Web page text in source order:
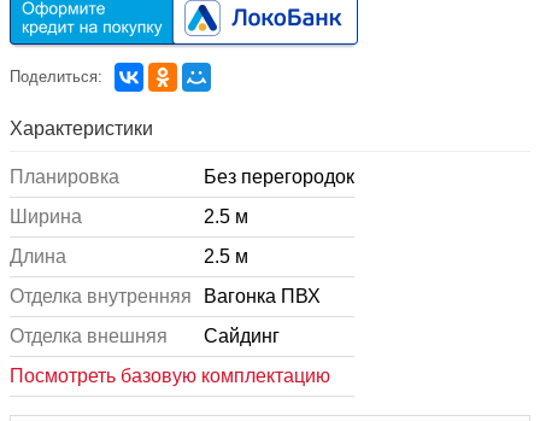
Поделиться:
Характеристики
Планировка
Без перегородок
Ширина
2.5 м
Длина
2.5 м
Отделка внутренняя
Вагонка ПВХ
Отделка внешняя
Сайдинг
Посмотреть базовую комплектацию